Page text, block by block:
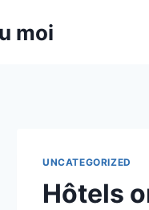
moi
UNCATEGORIZED
Hôtels